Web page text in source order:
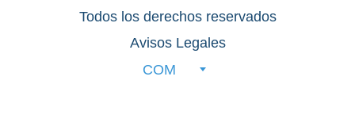
Todos los derechos reservados
Avisos Legales